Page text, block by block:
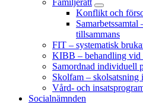
Familjerätt
Konflikt och
tillsammans
FIT – systematisk
KIBB – behandling vid
Samordnad individuell
Skolfam – skolsatsning
Vård- och
Socialnämnden